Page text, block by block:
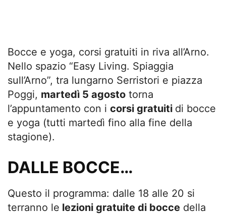
Bocce e yoga, corsi gratuiti in riva all’Arno.
Nello spazio “Easy Living. Spiaggia
sull’Arno”, tra lungarno Serristori e piazza
Poggi, martedì 5 agosto torna
l’appuntamento con i corsi gratuiti di bocce
e yoga (tutti martedì fino alla fine della
stagione).
DALLE BOCCE…
Questo il programma: dalle 18 alle 20 si
terranno le lezioni gratuite di bocce della